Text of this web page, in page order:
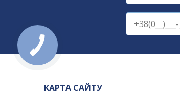
КАРТА САЙТУ